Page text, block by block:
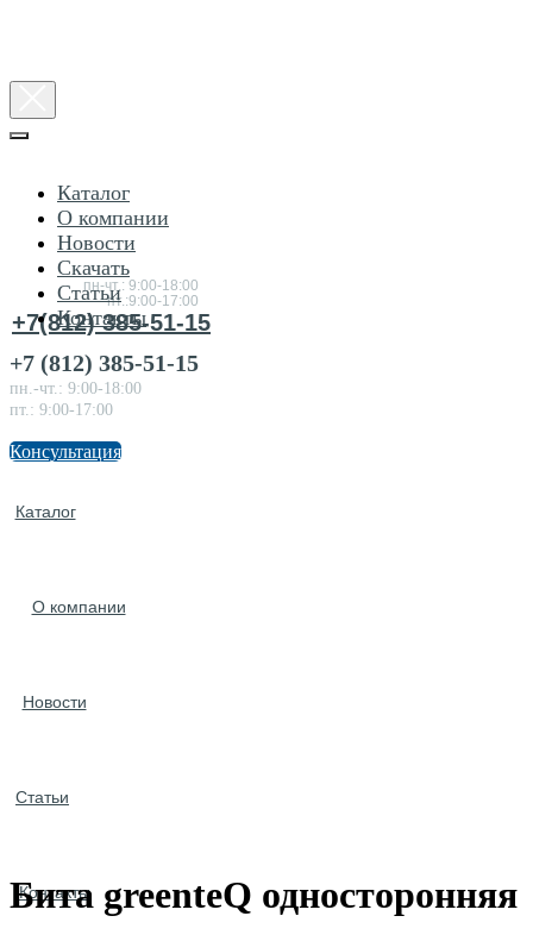
Консультация
по товарам
пн-чт.: 9:00-18:00
пт.:9:00-17:00
+7(812) 385-51-15
Каталог
О компании
Новости
Статьи
Контакты
Каталог
О компании
Новости
Скачать
Статьи
Контакты
+7 (812) 385-51-15
пн.-чт.: 9:00-18:00
пт.: 9:00-17:00
Консультация
Бита greenteQ односторонняя